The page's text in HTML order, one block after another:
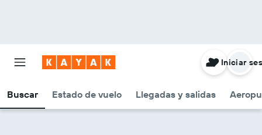
Buscar Estado de vuelo Llegadas y salidas
Iniciar